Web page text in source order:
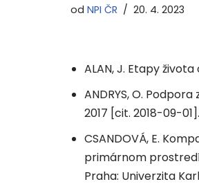
od NPI ČR 20. 4. 2023
ALAN, J. Etapy
ANDRYS, O.
2017 [cit. 2018-09-
CSANDOVÁ, E.
primárnom
Praha: Univerzita